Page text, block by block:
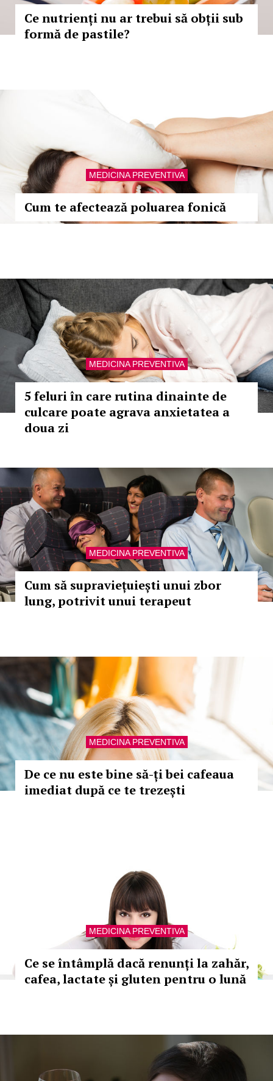
Ce nutrienți nu ar trebui să obții sub
formă de pastile?
MEDICINA PREVENTIVA
Cum te afectează poluarea fonică
MEDICINA PREVENTIVA
5 feluri în care rutina dinainte de
culcare poate agrava anxietatea a
doua zi
MEDICINA PREVENTIVA
Cum să supraviețuiești unui zbor
lung, potrivit unui terapeut
MEDICINA PREVENTIVA
De ce nu este bine să-ți bei cafeaua
imediat după ce te trezești
MEDICINA PREVENTIVA
Ce se întâmplă dacă renunți la zahăr,
cafea, lactate și gluten pentru o lună